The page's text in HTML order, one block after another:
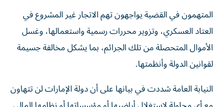
المتهمون في القضية يواجهون تهم الاتجار غير المشروع في
العتاد العسكري، وتزوير محررات رسمية واستعمالها، وغسل
الأموال المتحصلة من تلك الجرائم، بما يشكل مخالفة جسيمة
لقوانين الدولة وأنظمتها.
النيابة العامة شددت في بيانها على أن دولة الإمارات لن تتهاون